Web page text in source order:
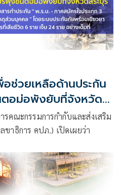
ช่วยเหลือด้านประกัน
อม่อพังยับที่จังหวัด
คณะกรรมการกำกับและส่งเสริม
ขาธิการ คปภ.) เปิดเผยว่า